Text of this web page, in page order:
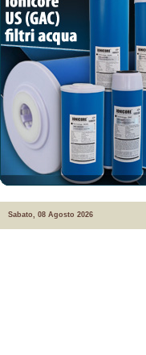
Sabato, 08 Agosto 2026